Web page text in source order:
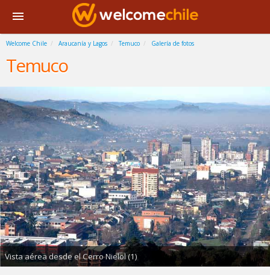
Welcome Chile Araucanía y Lagos Temuco Galería de fotos
Temuco
Vista aérea desde el Cerro Nielol (1)